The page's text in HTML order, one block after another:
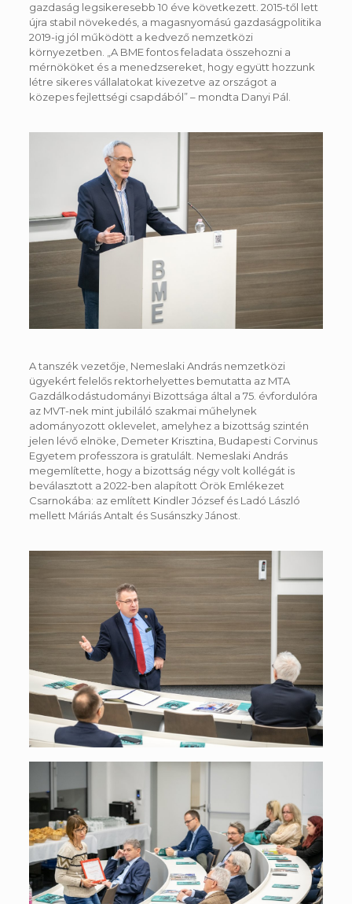
gazdaság legsikeresebb 10 éve következett. 2015-től lett
újra stabil növekedés, a magasnyomású gazdaságpolitika
2019-ig jól működött a kedvező nemzetközi
környezetben. „A BME fontos feladata összehozni a
mérnököket és a menedzsereket, hogy együtt hozzunk
létre sikeres vállalatokat kivezetve az országot a
közepes fejlettségi csapdából” – mondta Danyi Pál.
A tanszék vezetője, Nemeslaki András nemzetközi
ügyekért felelős rektorhelyettes bemutatta az MTA
Gazdálkodástudományi Bizottsága által a 75. évfordulóra
az MVT-nek mint jubiláló szakmai műhelynek
adományozott oklevelet, amelyhez a bizottság szintén
jelen lévő elnöke, Demeter Krisztina, Budapesti Corvinus
Egyetem professzora is gratulált. Nemeslaki András
megemlítette, hogy a bizottság négy volt kollégát is
beválasztott a 2022-ben alapított Örök Emlékezet
Csarnokába: az említett Kindler József és Ladó László
mellett Máriás Antalt és Susánszky Jánost.